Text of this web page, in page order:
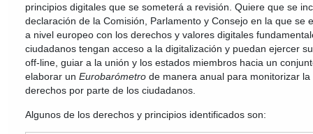
principios digitales que se someterá a revisión. Quiere que se
declaración de la Comisión, Parlamento y Consejo en la que se
a nivel europeo con los derechos y valores digitales
ciudadanos tengan acceso a la digitalización y puedan ejercer
off-line, guiar a la unión y los estados miembros hacia un
elaborar un Eurobarómetro de manera anual para monitorizar
derechos por parte de los ciudadanos.
Algunos de los derechos y principios identificados son: